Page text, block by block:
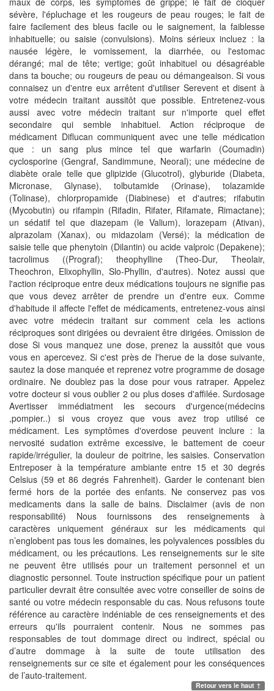
sévère, l'épluchage et les rougeurs de peau rouges; le fait de
faire facilement des bleus facile ou le saignement, la faiblesse
inhabituelle; ou saisie (convulsions). Moins sérieux incluez : la
nausée légère, le vomissement, la diarrhée, ou l'estomac
dérangé; mal de tête; vertige; goût inhabituel ou désagréable
dans ta bouche; ou rougeurs de peau ou démangeaison. Si vous
connaisez un d'entre eux arrêtent d'utiliser Serevent et disent à
votre médecin traitant aussitôt que possible. Entretenez-vous
aussi avec votre médecin traitant sur n'importe quel effet
secondaire qui semble inhabituel. Action réciproque de
médicament Diflucan communiquent avec une telle médication
que : un sang plus mince tel que warfarin (Coumadin)
cyclosporine (Gengraf, Sandimmune, Neoral); une médecine de
diabète orale telle que glipizide (Glucotrol), glyburide (Diabeta,
Micronase, Glynase), tolbutamide (Orinase), tolazamide
(Tolinase), chlorpropamide (Diabinese) et d'autres; rifabutin
(Mycobutin) ou rifampin (Rifadin, Rifater, Rifamate, Rimactane);
un sédatif tel que diazepam (le Valium), lorazepam (Ativan),
alprazolam (Xanax), ou midazolam (Versé); la médication de
saisie telle que phenytoin (Dilantin) ou acide valproic (Depakene);
tacrolimus ((Prograf); theophylline (Theo-Dur, Theolair,
Theochron, Elixophyllin, Slo-Phyllin, d'autres). Notez aussi que
l'action réciproque entre deux médications toujours ne signifie pas
que vous devez arrêter de prendre un d'entre eux. Comme
d'habitude il affecte l'effet de médicaments, entretenez-vous ainsi
avec votre médecin traitant sur comment cela les actions
réciproques sont dirigées ou devraient être dirigées. Omission de
dose Si vous manquez une dose, prenez la aussitôt que vous
vous en apercevez. Si c'est près de l'herue de la dose suivante,
sautez la dose manquée et reprenez votre programme de dosage
ordinaire. Ne doublez pas la dose pour vous ratraper. Appelez
votre docteur si vous oublier 2 ou plus doses d'affilée. Surdosage
Avertisser immédiatment les secours d'urgence(médecins
,pompier..) si vous croyez que vous avez trop utilisé ce
médicament. Les symptômes d'overdose peuvent inclure : la
nervosité sudation extrême excessive, le battement de coeur
rapide/irrégulier, la douleur de poitrine, les saisies. Conservation
Entreposer à la température ambiante entre 15 et 30 degrés
Celsius (59 et 86 degrés Fahrenheit). Garder le contenant bien
fermé hors de la portée des enfants. Ne conservez pas vos
medicaments dans la salle de bains. Disclaimer (avis de non
responsabilité) Nous fournissons des renseignements à
caractères uniquement généraux sur les médicaments qui
n’englobent pas tous les domaines, les polyvalences possibles du
médicament, ou les précautions. Les renseignements sur le site
ne peuvent être utilisés pour un traitement personnel et un
diagnostic personnel. Toute instruction spécifique pour un patient
particulier devrait être consultée avec votre conseiller de soins de
santé ou votre médecin responsable du cas. Nous refusons toute
référence au caractère indéniable de ces renseignements et des
erreurs qu'ils pourraient contenir. Nous ne sommes pas
responsables de tout dommage direct ou indirect, spécial ou
d’autre dommage à la suite de toute utilisation des
renseignements sur ce site et également pour les conséquences
de l’auto-traitement.
Retour vers le haut ↑